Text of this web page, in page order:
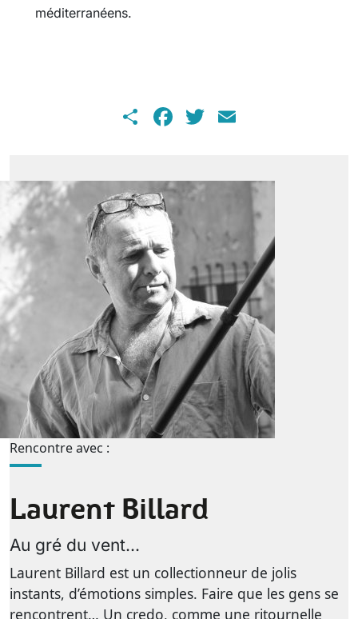
méditerranéens.
ShareFacebook
Twitter
Rencontre avec :
Laurent Billard
Au gré du vent...
Laurent Billard est un collectionneur de jolis
instants, d’émotions simples. Faire que les gens se
rencontrent… Un credo, comme une ritournelle